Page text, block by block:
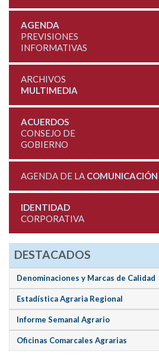
AGENDA
PREVISIONES
INFORMATIVAS
ARCHIVOS
MULTIMEDIA
ACUERDOS
CONSEJO DE
GOBIERNO
AGENDA DE LA COMUNICACIÓN
IDENTIDAD
CORPORATIVA
DESTACADOS
Denominaciones y Marcas de Calidad
Estadística Agraria Regional
Informe Semanal Agrario
Oficinas Comarcales Agrarias